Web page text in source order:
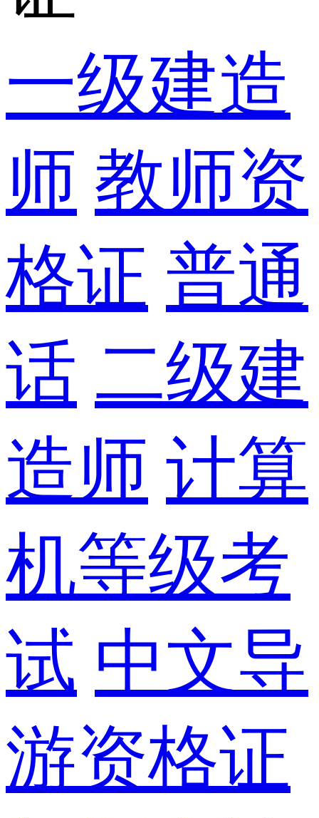
一级建造
师 教师资
格证 普通
话 二级建
造师 计算
机等级考
试 中文导
游资格证